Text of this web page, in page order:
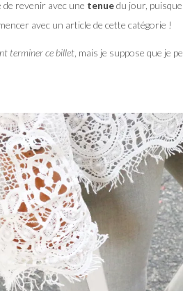
de revenir avec une tenuedu jour, puisque
avec un article de cette catégorie !
terminer ce billet , mais je suppose que je